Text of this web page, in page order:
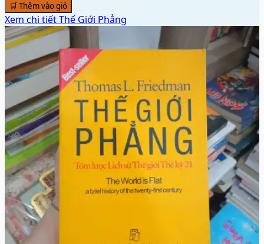
🛒 Thêm vào giỏ
Xem chi tiếtThế Giới Phẳng